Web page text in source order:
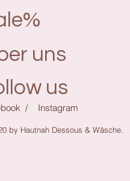
uns
us
/ Instagram
by Hautnah Dessous & Wäsche.